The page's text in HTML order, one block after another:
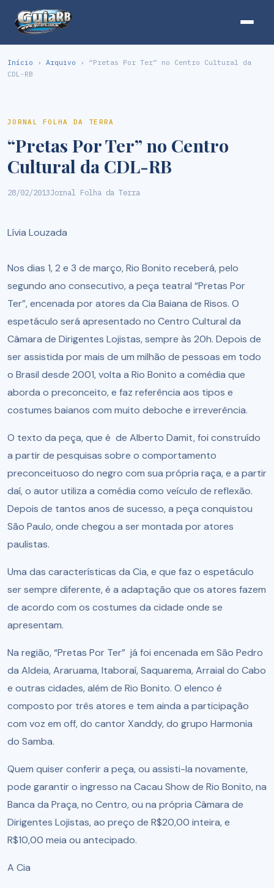
Início › Arquivo › “Pretas Por Ter” no Centro Cultural da
CDL-RB
JORNAL FOLHA DA TERRA
“Pretas Por Ter” no Centro
Cultural da CDL-RB
28/02/2013Jornal Folha da Terra
Lívia Louzada
Nos dias 1, 2 e 3 de março, Rio Bonito receberá, pelo
segundo ano consecutivo, a peça teatral “Pretas Por
Ter”, encenada por atores da Cia Baiana de Risos. O
espetáculo será apresentado no Centro Cultural da
Câmara de Dirigentes Lojistas, sempre às 20h. Depois de
ser assistida por mais de um milhão de pessoas em todo
o Brasil desde 2001, volta a Rio Bonito a comédia que
aborda o preconceito, e faz referência aos tipos e
costumes baianos com muito deboche e irreverência.
O texto da peça, que é de Alberto Damit, foi construído
a partir de pesquisas sobre o comportamento
preconceituoso do negro com sua própria raça, e a partir
daí, o autor utiliza a comédia como veículo de reflexão.
Depois de tantos anos de sucesso, a peça conquistou
São Paulo, onde chegou a ser montada por atores
paulistas.
Uma das características da Cia, e que faz o espetáculo
ser sempre diferente, é a adaptação que os atores fazem
de acordo com os costumes da cidade onde se
apresentam.
Na região, “Pretas Por Ter” já foi encenada em São Pedro
da Aldeia, Araruama, Itaboraí, Saquarema, Arraial do Cabo
e outras cidades, além de Rio Bonito. O elenco é
composto por três atores e tem ainda a participação
com voz em off, do cantor Xanddy, do grupo Harmonia
do Samba.
Quem quiser conferir a peça, ou assisti-la novamente,
pode garantir o ingresso na Cacau Show de Rio Bonito, na
Banca da Praça, no Centro, ou na própria Câmara de
Dirigentes Lojistas, ao preço de R$20,00 inteira, e
R$10,00 meia ou antecipado.
A Cia